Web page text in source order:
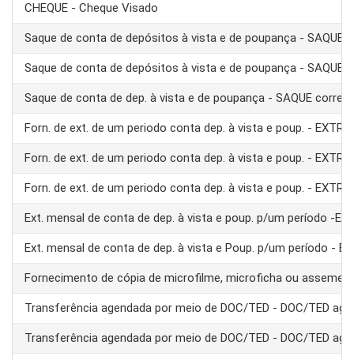
CHEQUE - Cheque Visado
Saque de conta de depósitos à vista e de poupança - SAQUE
Saque de conta de depósitos à vista e de poupança - SAQUE
Saque de conta de dep. à vista e de poupança - SAQUE
Forn. de ext. de um periodo conta dep. à vista e poup. -
Forn. de ext. de um periodo conta dep. à vista e poup. -
Forn. de ext. de um periodo conta dep. à vista e poup. -
Ext. mensal de conta de dep. à vista e poup. p/um período -
Ext. mensal de conta de dep. à vista e Poup. p/um período -
Fornecimento de cópia de microfilme, microficha ou
Transferência agendada por meio de DOC/TED - DOC/TED
Transferência agendada por meio de DOC/TED - DOC/TED